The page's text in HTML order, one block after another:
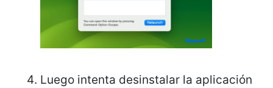
Luego intenta desinstalar la aplicación